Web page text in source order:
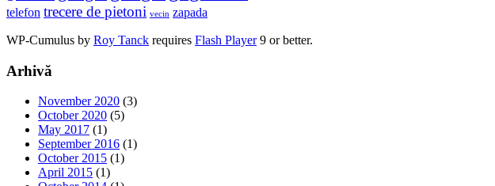
telefon trecere de pietoni vecin zapada
WP-Cumulus by Roy Tanck requires Flash Player9 or better.
Arhivă
November 2020 (3)
October 2020 (5)
May 2017 (1)
September 2016 (1)
October 2015 (1)
April 2015 (1)